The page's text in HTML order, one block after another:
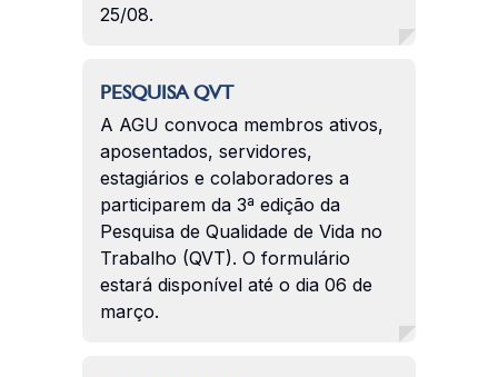
25/08.
PESQUISA QVT
A AGU convoca membros ativos,
aposentados, servidores,
estagiários e colaboradores a
participarem da 3ª edição da
Pesquisa de Qualidade de Vida no
Trabalho (QVT). O formulário
estará disponível até o dia 06 de
março.